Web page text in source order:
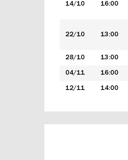
14/10 16:00
22/10 13:00
28/10 13:00
04/11 16:00
12/11 14:00